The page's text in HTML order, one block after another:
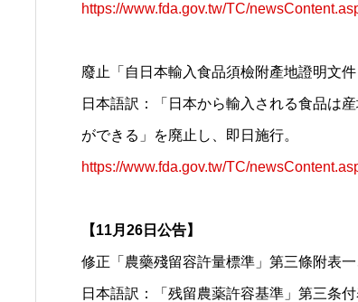
https://www.fda.gov.tw/TC/
廢止「自日本輸入食品須檢附產地證明文
日本語訳：「日本から輸入される食品は
ができる」を廃止し、即日施行。
https://www.fda.gov.tw/TC/
【11月26日公告】
修正「農藥殘留容許量標準」第三條附表
日本語訳：「残留農薬許容基準」第三条